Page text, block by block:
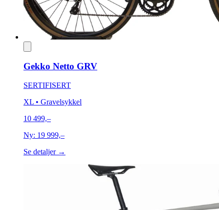
Gekko Netto GRV
SERTIFISERT
XL • Gravelsykkel
10 499,–
Ny: 19 999,–
Se detaljer →